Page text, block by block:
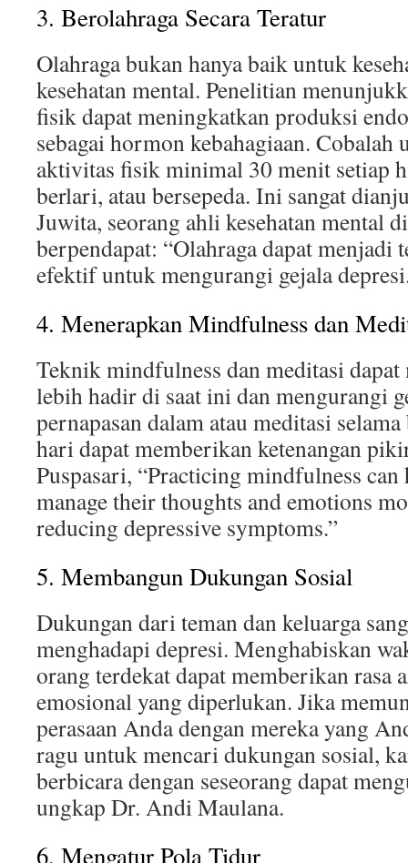
3. Berolahraga Secara Teratur
Olahraga bukan hanya baik untuk
kesehatan mental. Penelitian
fisik dapat meningkatkan produksi
sebagai hormon kebahagiaan. Cobalah
aktivitas fisik minimal 30 menit setiap
berlari, atau bersepeda. Ini sangat
Juwita, seorang ahli kesehatan mental
berpendapat: “Olahraga dapat menjadi
efektif untuk mengurangi gejala
4. Menerapkan Mindfulness dan
Teknik mindfulness dan meditasi
lebih hadir di saat ini dan mengurangi
pernapasan dalam atau meditasi
hari dapat memberikan ketenangan
Puspasari, “Practicing mindfulness
manage their thoughts and emotions
reducing depressive symptoms.”
5. Membangun Dukungan Sosial
Dukungan dari teman dan keluarga
menghadapi depresi. Menghabiskan
orang terdekat dapat memberikan rasa
emosional yang diperlukan. Jika
perasaan Anda dengan mereka yang
ragu untuk mencari dukungan sosial,
berbicara dengan seseorang dapat
ungkap Dr. Andi Maulana.
6. Mengatur Pola Tidur